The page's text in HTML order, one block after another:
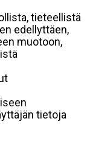
tieteellistä
edellyttäen,
muotoon,
tietoja